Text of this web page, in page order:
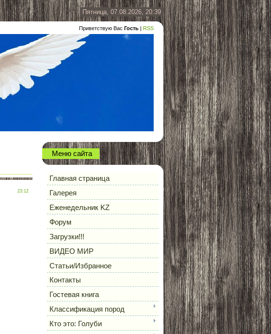
Пятница, 07.08.2026, 20:39
Приветствую Вас Гость | RSS
23:12
Меню сайта
Главная страница
Галерея
Еженедельник KZ
Форум
Загрузки!!!
ВИДЕО МИР
Статьи/Избранное
Контакты
Гостевая книга
Классификация пород
Кто это: Голуби